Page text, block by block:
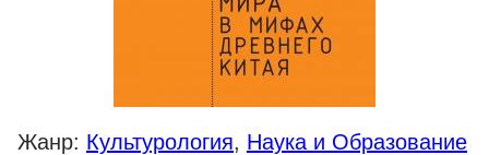
Жанр: Культурология, Наука и Образование